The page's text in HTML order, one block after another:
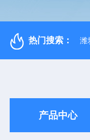
热门搜索： 潍
产品中心